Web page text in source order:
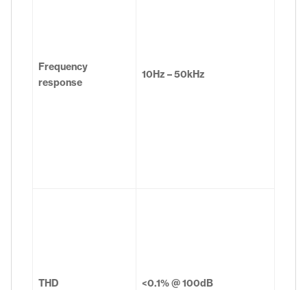
Frequency
response
10Hz – 50kHz
THD <0.1% @ 100dB